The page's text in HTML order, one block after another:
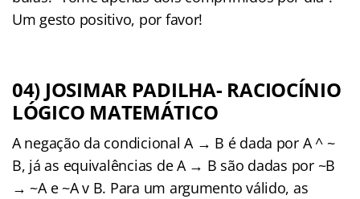
Um gesto positivo, por favor!
04) JOSIMAR PADILHA- RACIOCÍNIO
LÓGICO MATEMÁTICO
A negação da condicional A → B é dada por A ^ ~
B, já as equivalências de A → B são dadas por ~B
→ ~A e ~A v B. Para um argumento válido, as